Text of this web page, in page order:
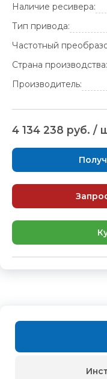
Наличие ресивера:
Тип привода:
Частотный
Страна производства:
Производитель:
4 134 238 руб. /